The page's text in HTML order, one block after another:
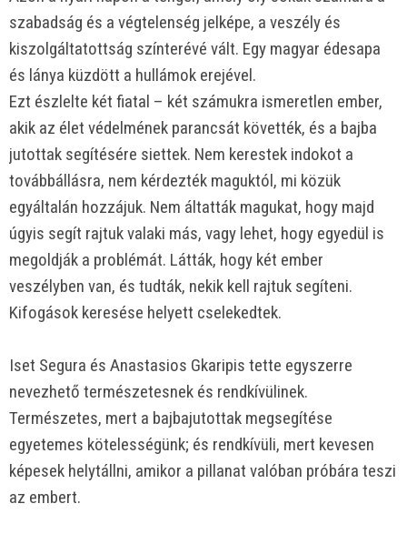
szabadság és a végtelenség jelképe, a veszély és
kiszolgáltatottság színterévé vált. Egy magyar édesapa
és lánya küzdött a hullámok erejével.
Ezt észlelte két fiatal – két számukra ismeretlen ember,
akik az élet védelmének parancsát követték, és a bajba
jutottak segítésére siettek. Nem kerestek indokot a
továbbállásra, nem kérdezték maguktól, mi közük
egyáltalán hozzájuk. Nem áltatták magukat, hogy majd
úgyis segít rajtuk valaki más, vagy lehet, hogy egyedül is
megoldják a problémát. Látták, hogy két ember
veszélyben van, és tudták, nekik kell rajtuk segíteni.
Kifogások keresése helyett cselekedtek.
Iset Segura és Anastasios Gkaripis tette egyszerre
nevezhető természetesnek és rendkívülinek.
Természetes, mert a bajbajutottak megsegítése
egyetemes kötelességünk; és rendkívüli, mert kevesen
képesek helytállni, amikor a pillanat valóban próbára teszi
az embert.